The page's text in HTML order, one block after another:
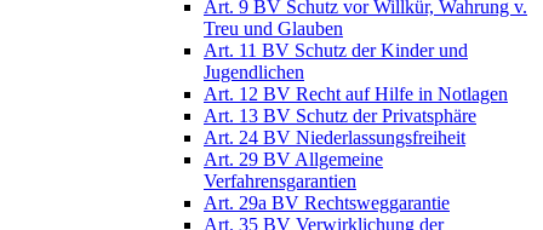
Art. 9 BV Schutz vor Willkür, Wahrung v.
Treu und Glauben
Art. 11 BV Schutz der Kinder und
Jugendlichen
Art. 12 BV Recht auf Hilfe in Notlagen
Art. 13 BV Schutz der Privatsphäre
Art. 24 BV Niederlassungsfreiheit
Art. 29 BV Allgemeine
Verfahrensgarantien
Art. 29a BV Rechtsweggarantie
Art. 35 BV Verwirklichung der